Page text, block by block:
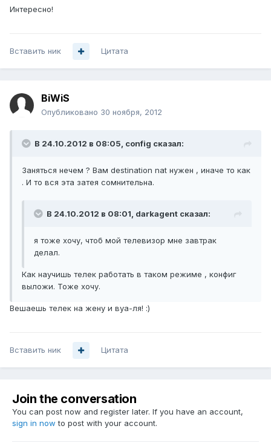
Интересно!
Вставить ник Цитата
BiWiS
Опубликовано 30 ноября, 2012
В 24.10.2012 в 08:05, config сказал:
Заняться нечем ? Вам destination nat нужен , иначе то как
. И то вся эта затея сомнительна.
В 24.10.2012 в 08:01, darkagent сказал:
я тоже хочу, чтоб мой телевизор мне завтрак
делал.
Как научишь телек работать в таком режиме , конфиг
выложи. Тоже хочу.
Вешаешь телек на жену и вуа-ля! :)
Вставить ник Цитата
Join the conversation
You can post now and register later. If you have an account,
sign in now to post with your account.